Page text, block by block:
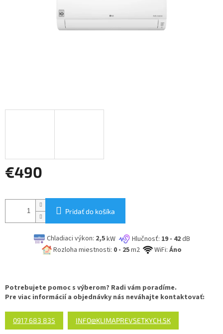
€490
cena:
Pridať do košíka
Chladiaci výkon: 2,5kW Hlučnosť: 19 - 42dB
Rozloha miestnosti: 0 - 25m2 WiFi: Áno
Potrebujete pomoc s výberom? Radi vám poradíme.
Pre viac informácií a objednávky nás neváhajte kontaktovať:
0917 683 835 INFO@KLIMAPREVSETKYCH.SK